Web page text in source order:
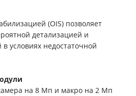
(OIS) позволяет
детализацией и
условиях недостаточной
на 8 Мп и макро на 2 Мп